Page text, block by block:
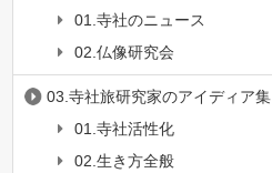
01.寺社のニュース
02.仏像研究会
03.寺社旅研究家のアイディア集
01.寺社活性化
02.生き方全般